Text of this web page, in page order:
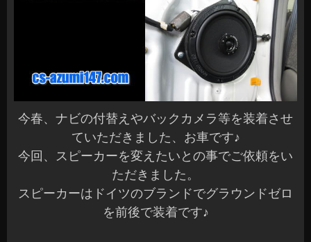
今春、ナビの付替えやバックカメラ等を装着させ
ていただきました、お車です♪
今回、スピーカーを変えたいとの事でご依頼をい
ただきました。
スピーカーはドイツのブランドでグラウンドゼロ
を前後で装着です♪